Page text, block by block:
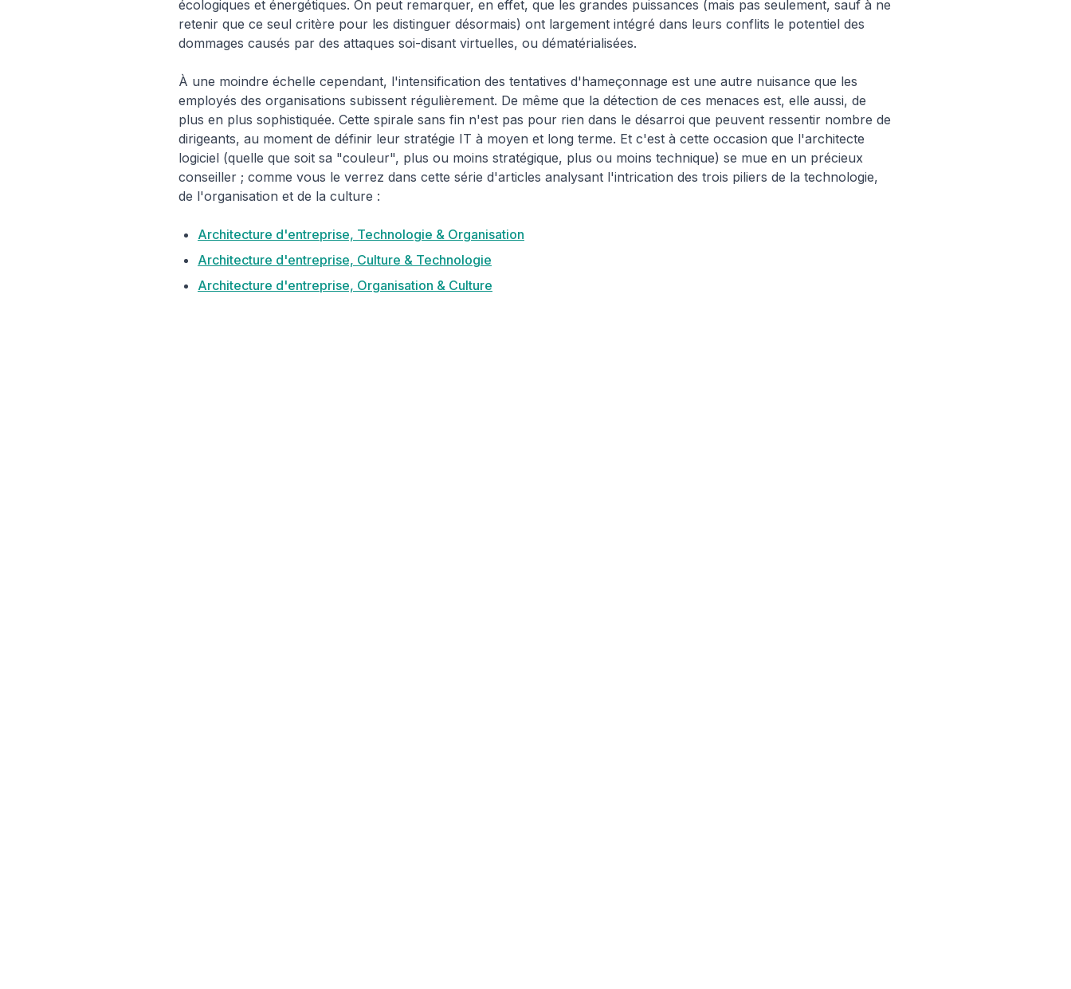
écologiques et énergétiques. On peut remarquer, en effet, que les grandes puissances (mais pas seulement, sauf à ne
retenir que ce seul critère pour les distinguer désormais) ont largement intégré dans leurs conflits le potentiel des
dommages causés par des attaques soi-disant virtuelles, ou dématérialisées.
À une moindre échelle cependant, l'intensification des tentatives d'hameçonnage est une autre nuisance que les
employés des organisations subissent régulièrement. De même que la détection de ces menaces est, elle aussi, de
plus en plus sophistiquée. Cette spirale sans fin n'est pas pour rien dans le désarroi que peuvent ressentir nombre de
dirigeants, au moment de définir leur stratégie IT à moyen et long terme. Et c'est à cette occasion que l'architecte
logiciel (quelle que soit sa "couleur", plus ou moins stratégique, plus ou moins technique) se mue en un précieux
conseiller ; comme vous le verrez dans cette série d'articles analysant l'intrication des trois piliers de la technologie,
de l'organisation et de la culture :
Architecture d'entreprise, Technologie & Organisation
Architecture d'entreprise, Culture & Technologie
Architecture d'entreprise, Organisation & Culture